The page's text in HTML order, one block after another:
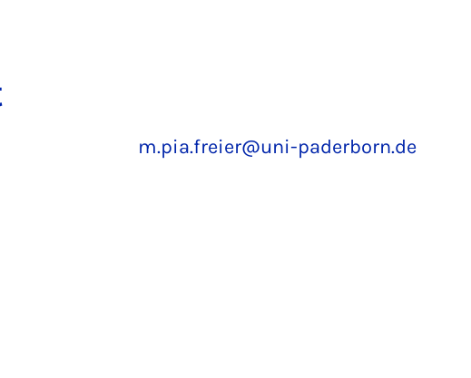
m.pia.freier@uni-paderborn.de